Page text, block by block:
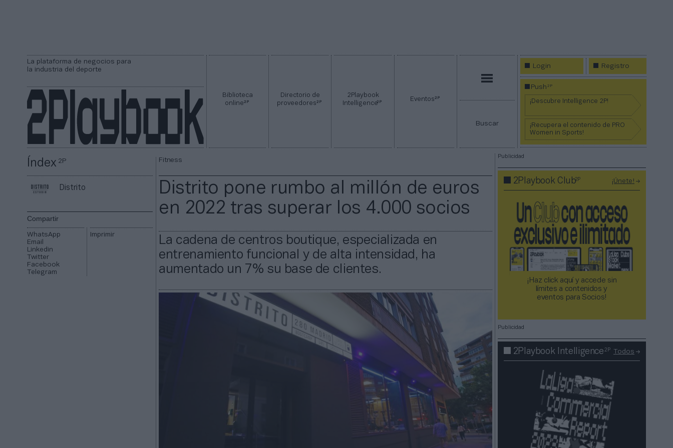
La plataforma de negocios para
la industria del deporte
Biblioteca
online2P
Directorio de
proveedores2P
2Playbook
Intelligence2P Eventos2P
Buscar
Login Registro
Push2P
¡Descubre Intelligence 2P!
¡Recupera el contenido de PRO
Women in Sports!
Índex2P
Distrito
Compartir
WhatsApp
Email
Linkedin
Twitter
Facebook
Telegram
Imprimir
Fitness
Distrito pone rumbo al millón de euros
en 2022 tras superar los 4.000 socios
La cadena de centros boutique, especializada en
entrenamiento funcional y de alta intensidad, ha
aumentado un 7% su base de clientes.
Publicidad
2Playbook Club2P ¡Únete!
¡Haz click aquí y accede sin
límites a contenidos y
eventos para Socios!​​​​​​​
Publicidad
2Playbook Intelligence2P Todos